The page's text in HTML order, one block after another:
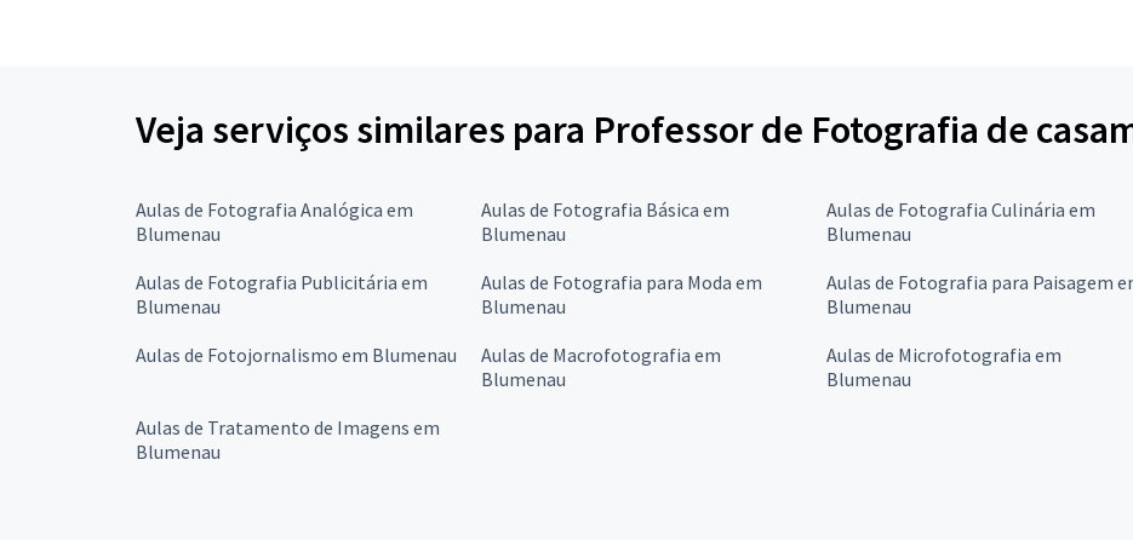
Veja serviços similares para Professor de Fotografia de
Aulas de Fotografia Analógica em
Blumenau
Aulas de Fotografia Básica em
Blumenau
Aulas de Fotografia Culinária em
Blumenau
Aulas de Fotografia Publicitária em
Blumenau
Aulas de Fotografia para Moda em
Blumenau
Aulas de Fotografia para Paisagem
Blumenau
Aulas de Fotojornalismo em Blumenau
Aulas de Macrofotografia em
Blumenau
Aulas de Microfotografia em
Blumenau
Aulas de Tratamento de Imagens em
Blumenau